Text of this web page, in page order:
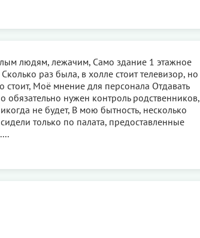
людям, лежачим, Само здание 1 этажное
раз была, в холле стоит телевизор, но
стоит, Моё мнение для персонала Отдавать
обязательно нужен контроль родственников,
не будет, В мою бытность, несколько
только по палата, предоставленные